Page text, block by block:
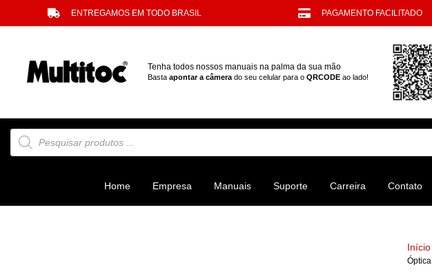
ENTREGAMOS EM TODO BRASIL PAGAMENTO FACILITADO
Tenha todos nossos manuais na palma da sua mão
Bastaapontar a câmera do seu celular para oQRCODE ao lado!
Home Empresa Manuais Suporte Carreira Contato
Início
Óptica